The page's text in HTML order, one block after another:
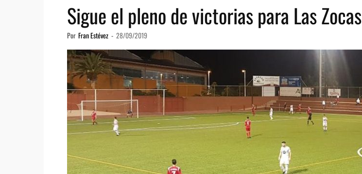
Sigue el pleno de victorias para Las Zocas
Por Fran Estévez - 28/09/2019